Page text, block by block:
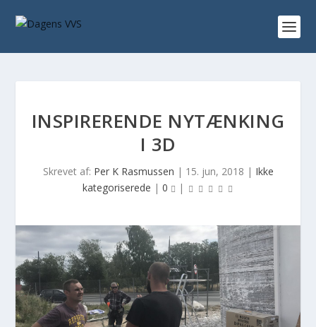
INSPIRERENDE NYTÆNKING
I 3D
Skrevet af: Per K Rasmussen | 15. jun, 2018 | Ikke
kategoriserede | 0 |